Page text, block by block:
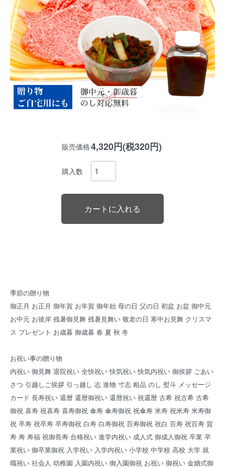
販売価格4,320円(税320円)
購入数
季節の贈り物
御正月 お正月 御年賀 お年賀 御年始 母の日 父の日 初盆 お盆 御中元
お中元 お彼岸 残暑御見舞 残暑見舞い 敬老の日 寒中お見舞 クリスマ
ス プレゼント お歳暮 御歳暮 春 夏 秋 冬
お祝い事の贈り物
内祝い 御見舞 退院祝い 全快祝い 快気祝い 快気内祝い 御挨拶 ごあい
さつ 引越しご挨拶 引っ越し 志 進物 寸志 粗品 のし 熨斗 メッセージ
カード 長寿祝い 還暦 還暦御祝い 還暦祝い 祝還暦 古希 祝古希 古希
御祝 喜寿 祝喜寿 喜寿御祝 傘寿 傘寿御祝 祝傘寿 米寿 祝米寿 米寿御
祝 卒寿 祝卒寿 卒寿御祝 白寿 白寿御祝 百寿御祝 祝白 百寿 祝百寿 賀
寿 寿 寿福 祝御長寿 合格祝い 進学内祝い 成人式 御成人御祝 卒業 卒
業祝い 御卒業御祝 入学祝い 入学内祝い 小学校 中学校 高校 大学 就
職祝い 社会人 幼稚園 入園内祝い 御入園御祝 お祝い 御祝い 金婚式御